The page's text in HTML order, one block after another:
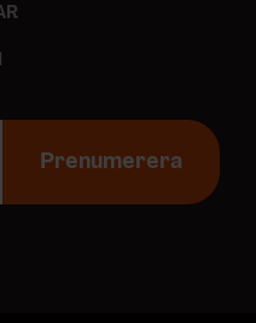
Prenumerera